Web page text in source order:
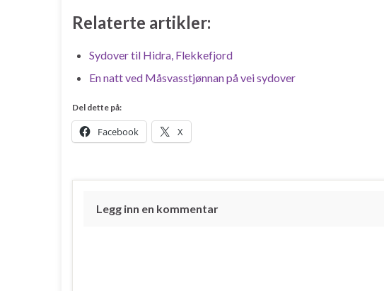
Relaterte artikler:
Sydover til Hidra, Flekkefjord
En natt ved Måsvasstjønnan på vei sydover
Del dette på:
Facebook X
Legg inn en kommentar